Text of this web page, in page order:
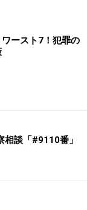
ースト7！犯罪の
談「#9110番」